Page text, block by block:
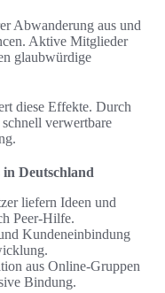
Abwanderung aus und
Aktive Mitglieder
glaubwürdige
diese Effekte. Durch
verwertbare
Deutschland
liefern Ideen und
Peer-Hilfe.
Kundeneinbindung
aus Online-Gruppen
Bindung.